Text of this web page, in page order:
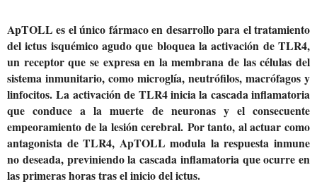
ApTOLL es el único fármaco en desarrollo para el tratamiento
del ictus isquémico agudo que bloquea la activación de TLR4,
un receptor que se expresa en la membrana de las células del
sistema inmunitario, como microglía, neutrófilos, macrófagos y
linfocitos. La activación de TLR4 inicia la cascada inflamatoria
que conduce a la muerte de neuronas y el consecuente
empeoramiento de la lesión cerebral. Por tanto, al actuar como
antagonista de TLR4, ApTOLL modula la respuesta inmune
no deseada, previniendo la cascada inflamatoria que ocurre en
las primeras horas tras el inicio del ictus.